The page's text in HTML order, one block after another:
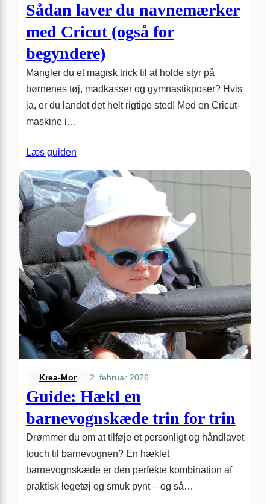
Sådan laver du navnemærker
med Cricut (også for
begyndere)
Mangler du et magisk trick til at holde styr på
børnenes tøj, madkasser og gymnastikposer? Hvis
ja, er du landet det helt rigtige sted! Med en Cricut-
maskine i…
Læs guiden
Krea-Mor 2. februar 2026
Guide: Hækl en
barnevognskæde trin for trin
Drømmer du om at tilføje et personligt og håndlavet
touch til barnevognen? En hæklet
barnevognskæde er den perfekte kombination af
praktisk legetøj og smuk pynt – og så…